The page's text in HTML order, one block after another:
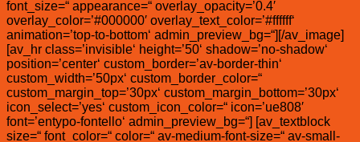
font_size=“ appearance=“ overlay_opacity=’0.4′
overlay_color=’#000000′ overlay_text_color=’#ffffff‘
animation=’top-to-bottom‘ admin_preview_bg=“][/av_image]
[av_hr class=’invisible‘ height=’50‘ shadow=’no-shadow‘
position=’center‘ custom_border=’av-border-thin‘
custom_width=’50px‘ custom_border_color=“
custom_margin_top=’30px‘ custom_margin_bottom=’30px‘
icon_select=’yes‘ custom_icon_color=“ icon=’ue808′
font=’entypo-fontello‘ admin_preview_bg=“] [av_textblock
size=“ font_color=“ color=“ av-medium-font-size=“ av-small-